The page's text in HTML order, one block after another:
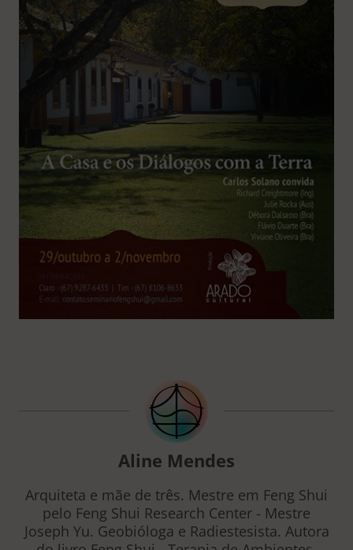
Aline Mendes
Arquiteta e mãe de três. Mestre em Feng Shui
pelo Feng Shui Research Center - Mestre
Joseph Yu. Geobióloga e Radiestesista. Autora